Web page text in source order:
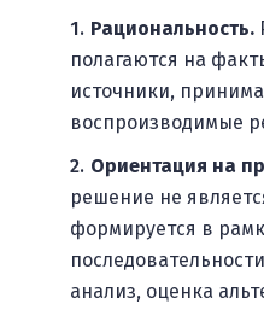
Рациональность.
полагаются на
источники,
воспроизводимые
Ориентация на
решение не
формируется в
анализ, оценка